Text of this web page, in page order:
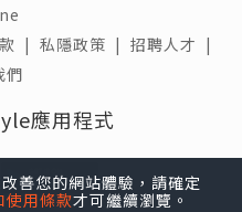
| 私隱政策 | 招聘人才 |
們
應用程式
善您的網站體驗，請確定
使用條款才可繼續瀏覽。